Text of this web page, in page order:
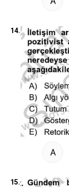
14.
A
15.